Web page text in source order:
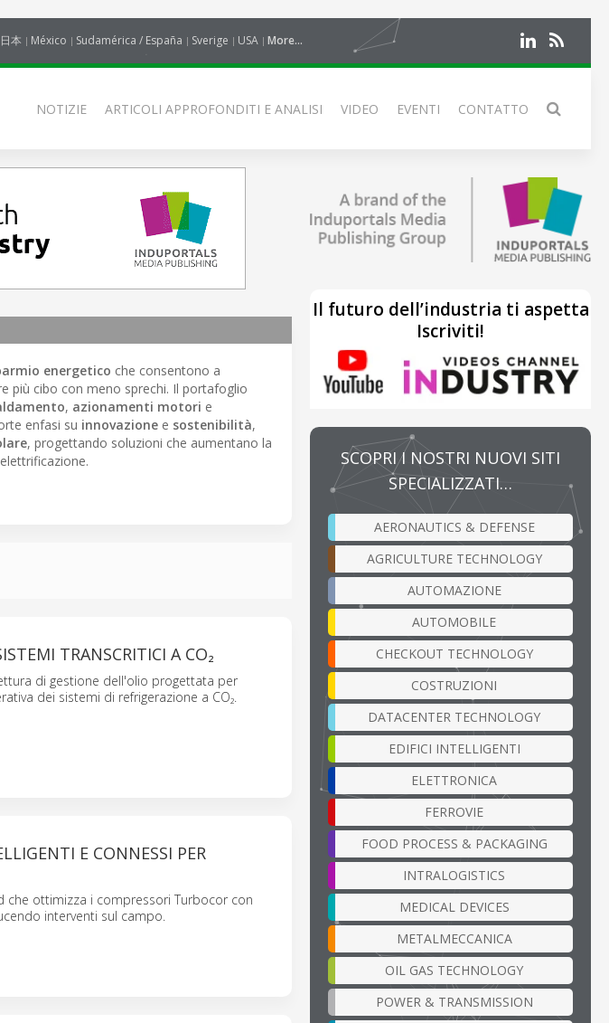
日本 México Sudamérica / España Sverige USA More...
NOTIZIE ARTICOLI APPROFONDITI E ANALISI VIDEO EVENTI CONTATTO
energetico che consentono a
più cibo con meno sprechi. Il portafoglio
, azionamenti motori e
enfasi su innovazione e sostenibilità,
, progettando soluzioni che aumentano la
TRANSCRITICI A CO₂
di gestione dell'olio progettata per
dei sistemi di refrigerazione a CO₂.
E CONNESSI PER
ottimizza i compressori Turbocor con
interventi sul campo.
Il futuro dell’industria ti aspetta
Iscriviti!
SCOPRI I NOSTRI NUOVI SITI
SPECIALIZZATI…
AERONAUTICS & DEFENSE
AGRICULTURE TECHNOLOGY
AUTOMAZIONE
AUTOMOBILE
CHECKOUT TECHNOLOGY
COSTRUZIONI
DATACENTER TECHNOLOGY
EDIFICI INTELLIGENTI
ELETTRONICA
FERROVIE
FOOD PROCESS & PACKAGING
INTRALOGISTICS
MEDICAL DEVICES
METALMECCANICA
OIL GAS TECHNOLOGY
POWER & TRANSMISSION